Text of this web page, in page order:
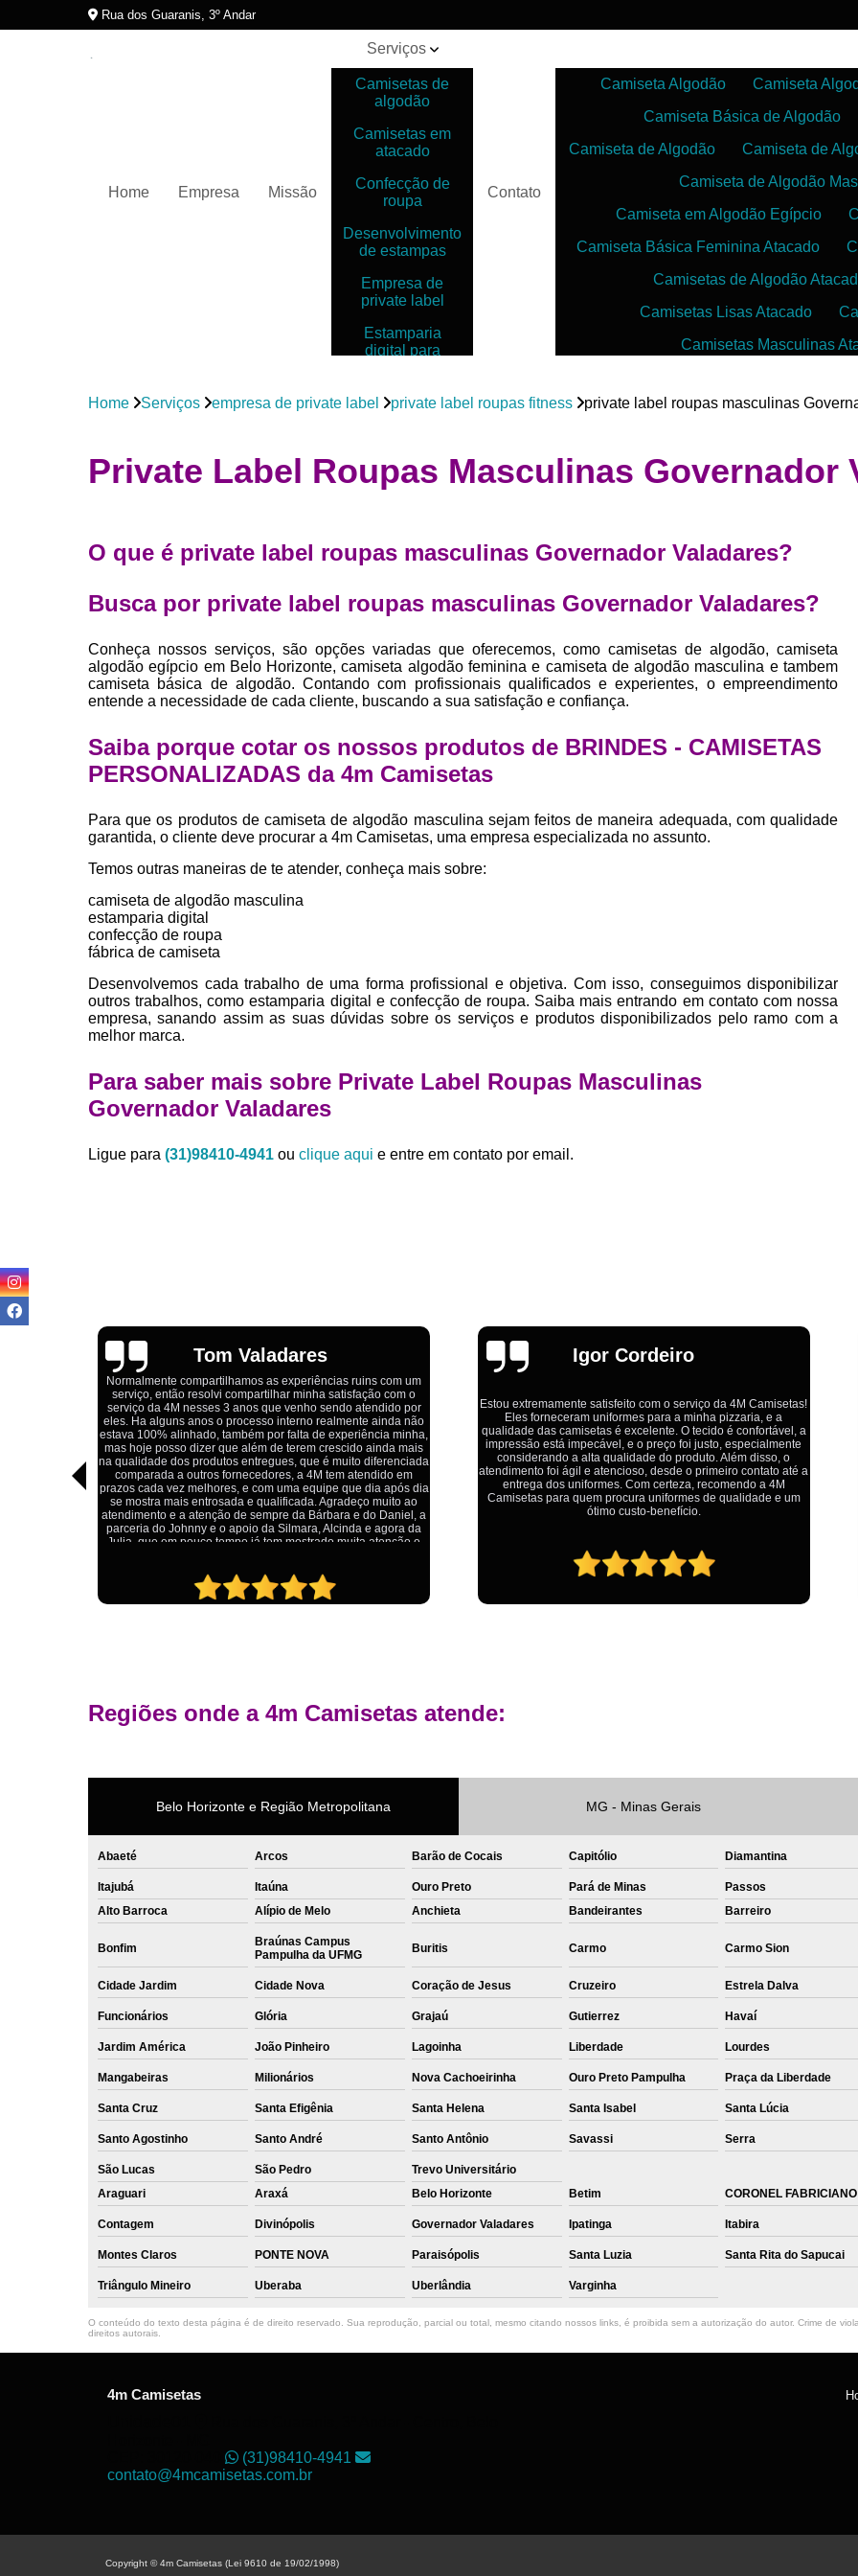
Rua dos Guaranis, 3º Andar
Home Empresa Missão
Serviços
Camisetas de
algodão
Camisetas em
atacado
Confecção de
roupa
Desenvolvimento
de estampas
Empresa de
private label
Estamparia
digital para
Estamparias
camiseta
para roupas
Sublimação
Contato
Camiseta Algodão Camiseta
Camiseta Básica de Algodão
Camiseta de Algodão
Camiseta de
Camiseta de Algodão
Camiseta em Algodão Egípcio
Camiseta Básica Feminina Atacado
Camisetas de Algodão
Camisetas Lisas Atacado
Camisetas Masculinas
Camisetas para Sublimação
Confecção de Roupas
Desenvolvimento de Coleção de
Desenvolvimento de Estampa Exclusiva
Desenvolvimento
Desenvolvimento de
Desenvolvimento de
Desenvolvimento
Desenvolvimento Estampa de
Private
Private Label Roupas
Estamparia de Camiseta
Estamparia Digital em Camisetas
Fábrica Camiseta
Fábrica Camisetas
Fabrica Camisetas
Fabrica de Camisetas Lisas
Atacado de Roupas para Revender de
Fábrica Roupas Atacado
Private Label Têxtil Moda Infantil Brasília
Private Label
Private Label de Camisetas
Private Label Têxtil
Sublimação
Sublimação de Estampa em
Sublimação em Camisetas de
Sublimação em Tecido
Sublimação para Camisetas
Home Serviços empresa de private label private label roupas fitness private label roupas masculinas
Private Label Roupas Masculinas Governador
O que é private label roupas masculinas Governador Valadares?
Busca por private label roupas masculinas Governador Valadares?
Conheça nossos serviços, são opções variadas que oferecemos, como camisetas de algodão, camiseta
algodão egípcio em Belo Horizonte, camiseta algodão feminina e camiseta de algodão masculina e tambem
camiseta básica de algodão. Contando com profissionais qualificados e experientes, o empreendimento
entende a necessidade de cada cliente, buscando a sua satisfação e confiança.
Saiba porque cotar os nossos produtos de BRINDES - CAMISETAS
PERSONALIZADAS da 4m Camisetas
Para que os produtos de camiseta de algodão masculina sejam feitos de maneira adequada, com qualidade
garantida, o cliente deve procurar a 4m Camisetas, uma empresa especializada no assunto.
Temos outras maneiras de te atender, conheça mais sobre:
camiseta de algodão masculina
estamparia digital
confecção de roupa
fábrica de camiseta
Desenvolvemos cada trabalho de uma forma profissional e objetiva. Com isso, conseguimos disponibilizar
outros trabalhos, como estamparia digital e confecção de roupa. Saiba mais entrando em contato com nossa
empresa, sanando assim as suas dúvidas sobre os serviços e produtos disponibilizados pelo ramo com a
melhor marca.
Para saber mais sobre Private Label Roupas Masculinas
Governador Valadares
Ligue para (31)98410-4941 ou clique aqui e entre em contato por email.
Igor Cordeiro
Estou extremamente satisfeito com o serviço da 4M Camisetas!
Eles forneceram uniformes para a minha pizzaria, e a
qualidade das camisetas é excelente. O tecido é confortável, a
impressão está impecável, e o preço foi justo, especialmente
considerando a alta qualidade do produto. Além disso, o
atendimento foi ágil e atencioso, desde o primeiro contato até a
entrega dos uniformes. Com certeza, recomendo a 4M
Camisetas para quem procura uniformes de qualidade e um
ótimo custo-benefício.
Emília
Ótimo atendimento,todos muito educados, prestativos e que
colocam o cliente em primeiro lugar. Qualquer lugar tem
problemas,isso é fato, mas aqui na 4M tudo é resolvido com
calma e de forma que todos saem ganhando no final.
Regiões onde a 4m Camisetas atende:
Belo Horizonte e Região Metropolitana MG - Minas Gerais
Abaeté Arcos Barão de Cocais Capitólio Diamantina
Itajubá Itaúna Ouro Preto Pará de Minas Passos
Alto Barroca
Alípio de Melo Anchieta Bandeirantes Barreiro
Bonfim
Braúnas Campus
Pampulha da UFMG
Buritis Carmo Carmo Sion
Cidade Jardim Cidade Nova Coração de Jesus Cruzeiro Estrela Dalva
Funcionários Glória Grajaú Gutierrez Havaí
Jardim América João Pinheiro Lagoinha Liberdade Lourdes
Mangabeiras Milionários Nova Cachoeirinha Ouro Preto Pampulha Praça da Liberdade
Santa Cruz Santa Efigênia Santa Helena Santa Isabel Santa Lúcia
Santo Agostinho Santo André Santo Antônio Savassi Serra
São Lucas São Pedro
Trevo Universitário
Araguari
Araxá Belo Horizonte Betim CORONEL FABRICIANO
Contagem Divinópolis Governador Valadares Ipatinga Itabira
Montes Claros PONTE NOVA Paraisópolis Santa Luzia Santa Rita do Sapucai
Triângulo Mineiro Uberaba Uberlândia Varginha
O conteúdo do texto desta página é de direito reservado. Sua reprodução, parcial ou total, mesmo citando nossos links, é proibida sem a autorização do autor. Crime de
direitos autorais
4m Camisetas
(31)98410-4941
contato@4mcamisetas.com.br
Copyright © 4m Camisetas (Lei 9610 de 19/02/1998)